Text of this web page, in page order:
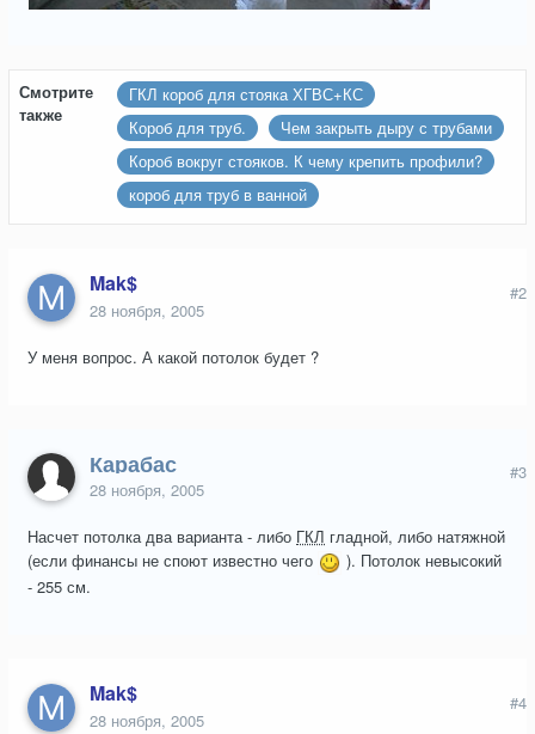
Смотрите
также
ГКЛ короб для стояка ХГВС+КС
Короб для труб.
Чем закрыть дыру с трубами
Короб вокруг стояков. К чему крепить профили?
короб для труб в ванной
Mak$
28 ноября, 2005
#2
У меня вопрос. А какой потолок будет ?
Карабас
28 ноября, 2005
#3
Насчет потолка два варианта - либо ГКЛ гладной, либо натяжной
(если финансы не споют известно чего
). Потолок невысокий
- 255 см.
Mak$
28 ноября, 2005
#4